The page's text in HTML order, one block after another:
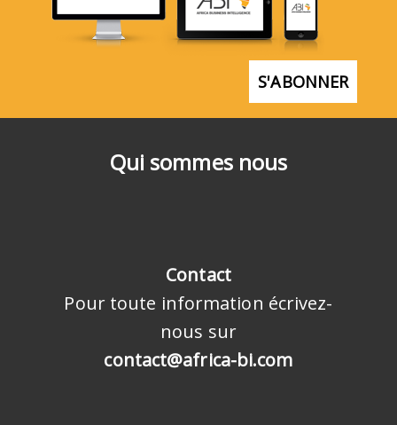
Qui sommes nous
Contact
Pour toute information écrivez-
nous sur
contact@africa-bi.com
S'ABONNER